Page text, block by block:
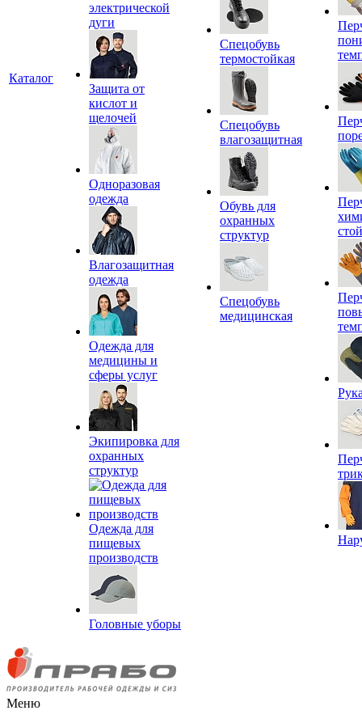
Каталог
электрической
дуги
Защита от
кислот и
щелочей
Одноразовая
одежда
Влагозащитная
одежда
Одежда для
медицины и
сферы услуг
Экипировка для
охранных
структур
Одежда для
пищевых
производств
Головные уборы
Спецобувь
термостойкая
Спецобувь
влагозащитная
Обувь для
охранных
структур
Спецобувь
медицинская
Меню